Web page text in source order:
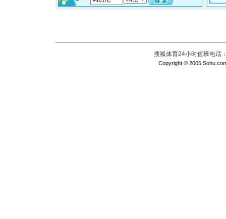
搜狐体育24小时值班电话
Copyright © 2005